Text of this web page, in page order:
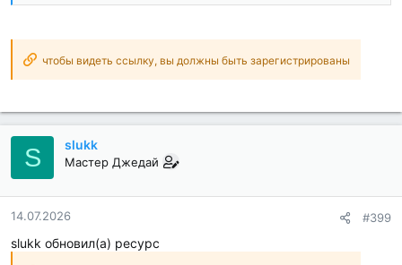
чтобы видеть ссылку, вы должны быть зарегистрированы
S slukk
Мастер Джедай
14.07.2026 #399
slukk обновил(а) ресурс